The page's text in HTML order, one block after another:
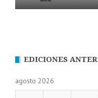
EDICIONES
agosto 2026